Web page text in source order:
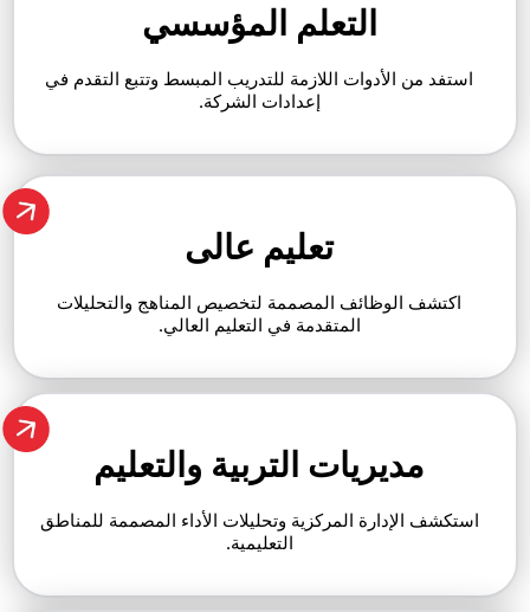
التعلم المؤسسي
اللازمة للتدريب المبسط وتتبع التقدم في
تعليم عالى
المصممة لتخصيص المناهج والتحليلات
المتقدمة في التعليم العالي.
التربية والتعليم
المركزية وتحليلات الأداء المصممة للمناطق